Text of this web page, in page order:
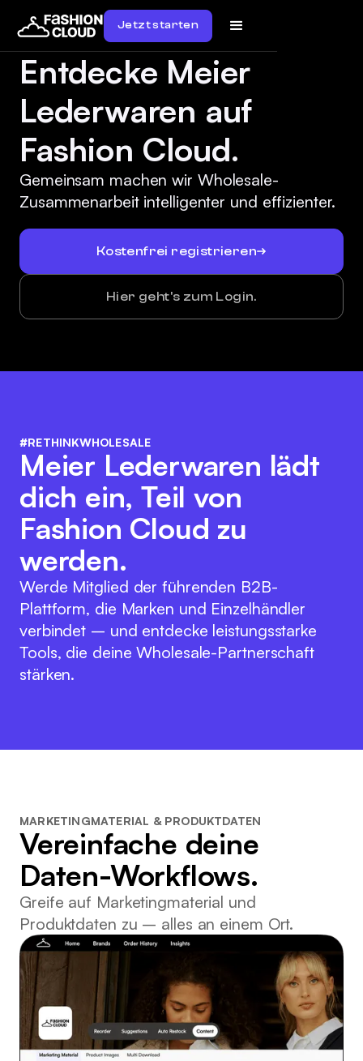
Jetzt starten
Entdecke Meier
Lederwaren auf
Fashion Cloud.
Gemeinsam machen wir Wholesale-
Zusammenarbeit intelligenter und effizienter.
Kostenfrei registrieren
Hier geht's zum Login.
#RETHINKWHOLESALE
Meier Lederwaren lädt
dich ein, Teil von
Fashion Cloud zu
werden.
Werde Mitglied der führenden B2B-
Plattform, die Marken und Einzelhändler
verbindet – und entdecke leistungsstarke
Tools, die deine Wholesale-Partnerschaft
stärken.
MARKETINGMATERIAL & PRODUKTDATEN
Vereinfache deine
Daten-Workflows.
Greife auf Marketingmaterial und
Produktdaten zu – alles an einem Ort.